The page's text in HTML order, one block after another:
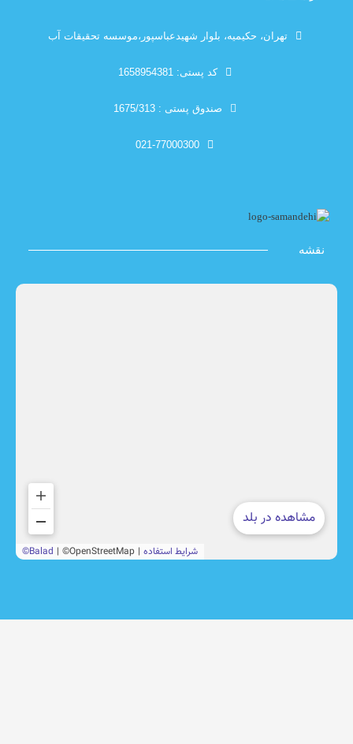
تهران، حکیمیه، بلوار شهیدعباسپور،موسسه تحقیقات آب
صندوق پستی : 1675/313
021-77000300